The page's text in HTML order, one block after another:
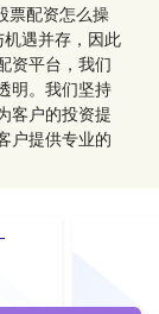
票配资怎么操
遇并存，因此
资平台，我们
明。我们坚持
客户的投资提
户提供专业的